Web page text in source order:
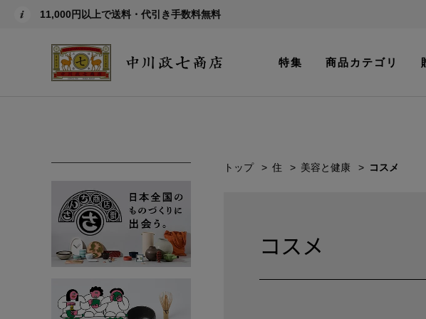
11,000円以上で送料・代引き手数料無料
特集 商品カテゴリ
トップ 住 美容と健康 コスメ
コスメ